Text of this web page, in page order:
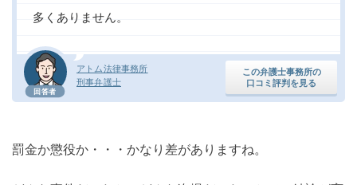
回答者
アトム法律事務所
刑事弁護士
この弁護士事務所の
口コミ評判を見る
多くありません。
罰金か懲役か・・・かなり差がありますね。